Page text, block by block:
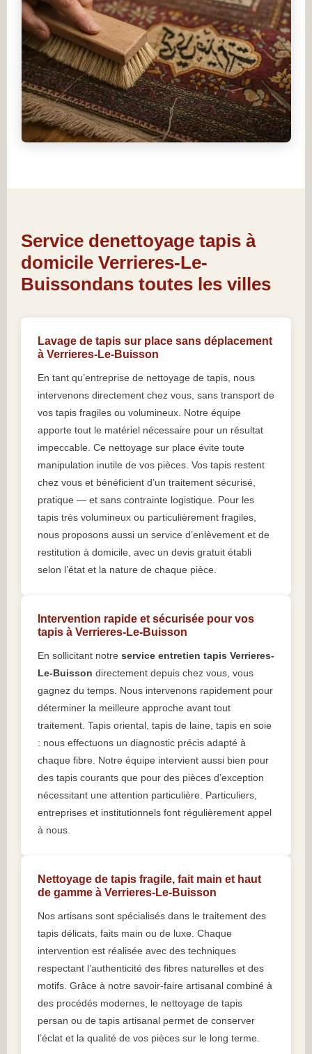
Service denettoyage tapis à
domicile Verrieres-Le-
Buissondans toutes les villes
Lavage de tapis sur place sans déplacement
à Verrieres-Le-Buisson
En tant qu’entreprise de nettoyage de tapis, nous
intervenons directement chez vous, sans transport de
vos tapis fragiles ou volumineux. Notre équipe
apporte tout le matériel nécessaire pour un résultat
impeccable. Ce nettoyage sur place évite toute
manipulation inutile de vos pièces. Vos tapis restent
chez vous et bénéficient d’un traitement sécurisé,
pratique — et sans contrainte logistique. Pour les
tapis très volumineux ou particulièrement fragiles,
nous proposons aussi un service d’enlèvement et de
restitution à domicile, avec un devis gratuit établi
selon l’état et la nature de chaque pièce.
Intervention rapide et sécurisée pour vos
tapis à Verrieres-Le-Buisson
En sollicitant notre service entretien tapis Verrieres-
Le-Buisson directement depuis chez vous, vous
gagnez du temps. Nous intervenons rapidement pour
déterminer la meilleure approche avant tout
traitement. Tapis oriental, tapis de laine, tapis en soie
: nous effectuons un diagnostic précis adapté à
chaque fibre. Notre équipe intervient aussi bien pour
des tapis courants que pour des pièces d’exception
nécessitant une attention particulière. Particuliers,
entreprises et institutionnels font régulièrement appel
à nous.
Nettoyage de tapis fragile, fait main et haut
de gamme à Verrieres-Le-Buisson
Nos artisans sont spécialisés dans le traitement des
tapis délicats, faits main ou de luxe. Chaque
intervention est réalisée avec des techniques
respectant l’authenticité des fibres naturelles et des
motifs. Grâce à notre savoir-faire artisanal combiné à
des procédés modernes, le nettoyage de tapis
persan ou de tapis artisanal permet de conserver
l’éclat et la qualité de vos pièces sur le long terme.